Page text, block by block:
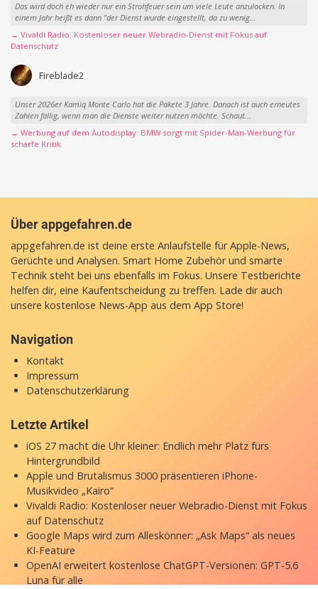
Das wird doch eh wieder nur ein Strohfeuer sein um viele Leute anzulocken. In
einem Jahr heißt es dann "der Dienst wurde eingestellt, da zu wenig...
→ Vivaldi Radio: Kostenloser neuer Webradio-Dienst mit Fokus auf
Datenschutz
Fireblade2
Unser 2026er Kamiq Monte Carlo hat die Pakete 3 Jahre. Danach ist auch erneutes
Zahlen fällig, wenn man die Dienste weiter nutzen möchte. Schaut...
→ Werbung auf dem Autodisplay: BMW sorgt mit Spider-Man-Werbung für
scharfe Kritik
Über appgefahren.de
appgefahren.de ist deine erste Anlaufstelle für Apple-News,
Gerüchte und Analysen. Smart Home Zubehör und smarte
Technik steht bei uns ebenfalls im Fokus. Unsere Testberichte
helfen dir, eine Kaufentscheidung zu treffen. Lade dir auch
unsere kostenlose News-App aus dem App Store!
Navigation
Kontakt
Impressum
Datenschutzerklärung
Letzte Artikel
iOS 27 macht die Uhr kleiner: Endlich mehr Platz fürs
Hintergrundbild
Apple und Brutalismus 3000 präsentieren iPhone-
Musikvideo „Kairo“
Vivaldi Radio: Kostenloser neuer Webradio-Dienst mit Fokus
auf Datenschutz
Google Maps wird zum Alleskönner: „Ask Maps“ als neues
KI-Feature
OpenAI erweitert kostenlose ChatGPT-Versionen: GPT-5.6
Luna für alle